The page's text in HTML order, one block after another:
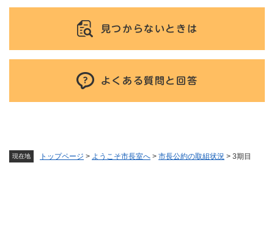
現在地 トップページ > ようこそ市長室へ > 市長公約の取組状況 > 3期目
見つからないときは
よくある質問と回答